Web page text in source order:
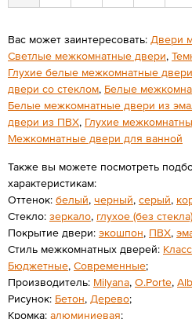
Вас может заинтересовать: Двери
Светлые межкомнатные двери,
Глухие белые межкомнатные двери
двери со стеклом, Белые
Белые межкомнатные двери из
двери из ПВХ, Глухие
Межкомнатные двери для ванной
Также вы можете посмотреть
характеристикам:
Оттенок: белый, черный, серый,
Стекло: зеркало, глухое (без стекла)
Покрытие двери: экошпон, ПВХ,
Стиль межкомнатных дверей:
Бюджетные, Современные;
Производитель: Мilyana, O.Porte,
Рисунок: Бетон, Дерево;
Кромка: алюминиевая;